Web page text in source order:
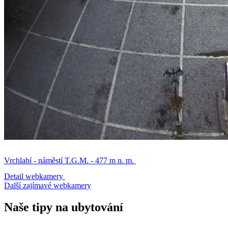
Vrchlabí - náměstí T.G.M. - 477 m n. m.
Detail webkamery
Další zajímavé webkamery
Naše tipy na ubytování